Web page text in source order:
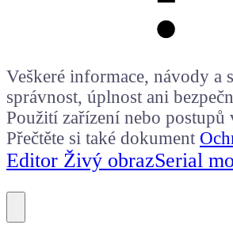
Veškeré informace, návody a
správnost, úplnost ani
Použití zařízení nebo
Přečtěte si také dokument
Editor Živý obrazSerial